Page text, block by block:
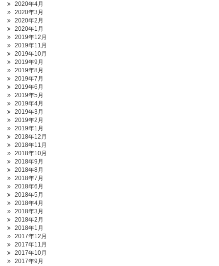
2020年4月
2020年3月
2020年2月
2020年1月
2019年12月
2019年11月
2019年10月
2019年9月
2019年8月
2019年7月
2019年6月
2019年5月
2019年4月
2019年3月
2019年2月
2019年1月
2018年12月
2018年11月
2018年10月
2018年9月
2018年8月
2018年7月
2018年6月
2018年5月
2018年4月
2018年3月
2018年2月
2018年1月
2017年12月
2017年11月
2017年10月
2017年9月